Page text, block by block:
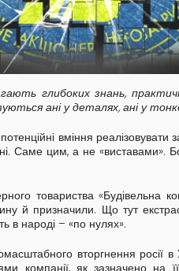
глибоких знань,
ані у деталях, ані у
потенційні вміння
цим, а не «виставами». Бо
товариства «Будівельна
й призначили. Що тут
в народі – «по нулях».
вторгнення росії
компанії, як зазначено на її